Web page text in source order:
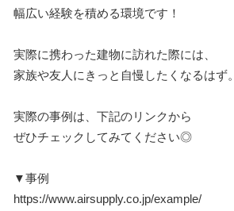
幅広い経験を積める環境です！
実際に携わった建物に訪れた際には、
家族や友人にきっと自慢したくなるはず。
実際の事例は、下記のリンクから
ぜひチェックしてみてください◎
▼事例
https://www.airsupply.co.jp/example/